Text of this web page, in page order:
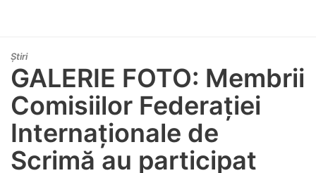
Știri
GALERIE FOTO: Membrii
Comisiilor Federației
Internaționale de
Scrimă au participat